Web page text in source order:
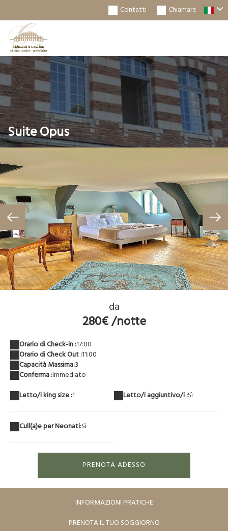
Chiamare
Contatti
Suite Opus
grande suite très lumineuse
da
280€ /notte
Orario di Check-in :17:00
Orario di Check Out :11:00
Capacità Massima:3
Conferma :Immediato
Letto/i king size :1 Letto/i aggiuntivo/i :Sì
Cull(a)e per Neonati:Sì
PRENOTA ADESSO
INFORMAZIONI PRATICHE
PRENOTA IL TUO SOGGIORNO